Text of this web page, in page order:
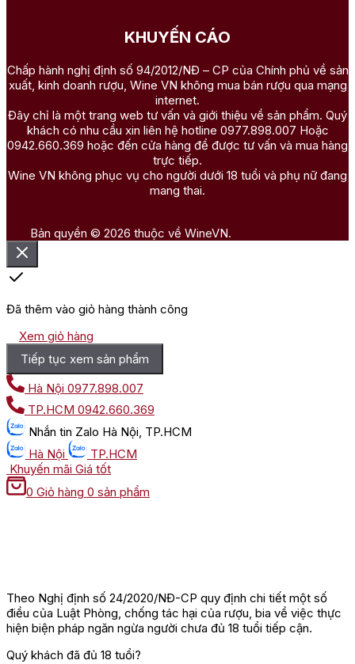
KHUYẾN CÁO
Chấp hành nghị định số 94/2012/NĐ – CP của Chính phủ về sản
xuất, kinh doanh rượu, Wine VN không mua bán rượu qua mạng
internet.
Đây chỉ là một trang web tư vấn và giới thiệu về sản phẩm. Quý
khách có nhu cầu xin liên hệ hotline 0977.898.007 Hoặc
0942.660.369 hoặc đến cửa hàng để được tư vấn và mua hàng
trực tiếp.
Wine VN không phục vụ cho người dưới 18 tuổi và phụ nữ đang
mang thai.
Bản quyền © 2026 thuộc về WineVN.
Đã thêm vào giỏ hàng thành công
Xem giỏ hàng
Tiếp tục xem sản phẩm
Hà Nội 0977.898.007
TP.HCM 0942.660.369
Nhắn tin Zalo Hà Nội, TP.HCM
Hà Nội
TP.HCM
Khuyến mãi Giá tốt
0 Giỏ hàng 0 sản phẩm
Theo Nghị định số 24/2020/NĐ-CP quy định chi tiết một số
điều của Luật Phòng, chống tác hại của rượu, bia về việc thực
hiện biện pháp ngăn ngừa người chưa đủ 18 tuổi tiếp cận.
Quý khách đã đủ 18 tuổi?